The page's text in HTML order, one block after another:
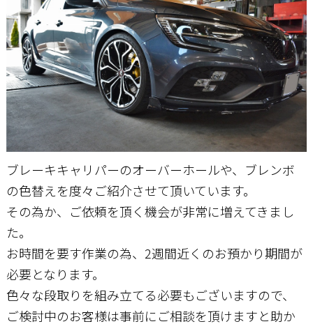
ブレーキキャリパーのオーバーホールや、ブレンボ
の色替えを度々ご紹介させて頂いています。
その為か、ご依頼を頂く機会が非常に増えてきまし
た。
お時間を要す作業の為、2週間近くのお預かり期間が
必要となります。
色々な段取りを組み立てる必要もございますので、
ご検討中のお客様は事前にご相談を頂けますと助か